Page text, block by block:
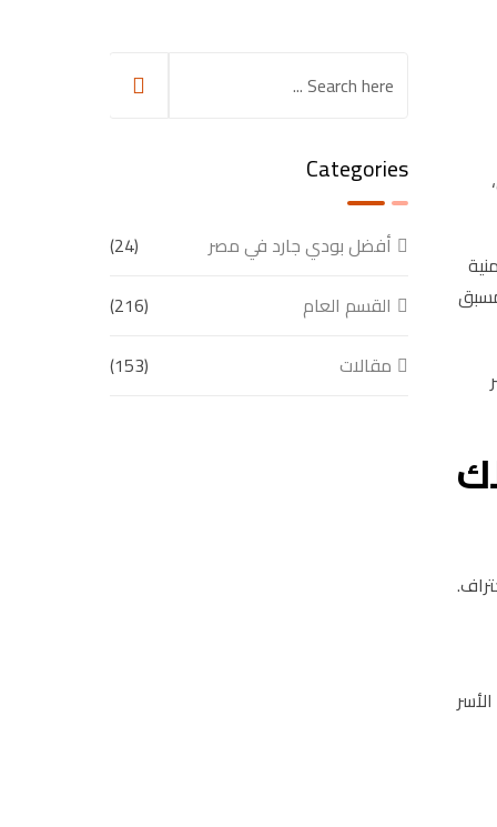
Categories
أفضل بودي جارد في مصر
(24)
القسم العام
(216)
مقالات
(153)